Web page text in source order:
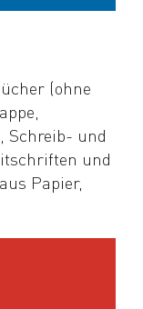
(ohne
Schreib- und
und
Papier,